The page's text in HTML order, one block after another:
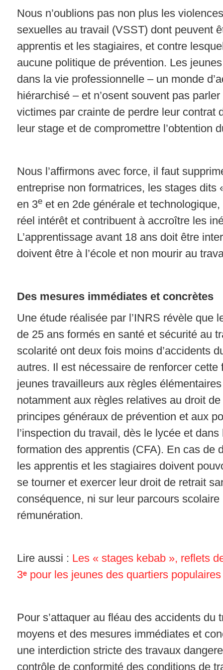
Nous n’oublions pas non plus les
sexuelles au travail (VSST) dont peuvent
apprentis et les stagiaires, et contre
aucune politique de prévention. Les
dans la vie professionnelle – un monde
hiérarchisé – et n’osent souvent pas parler
victimes par crainte de perdre leur contrat
leur stage et de compromettre l’obtention
Nous l’affirmons avec force, il faut
entreprise non formatrices, les stages dits
en 3eet en 2de générale et technologique,
réel intérêt et contribuent à accroître les
L’apprentissage avant 18 ans doit être
doivent être à l’école et non mourir au
Des mesures immédiates et concrètes
Une étude réalisée par l’INRS révèle que
de 25 ans formés en santé et sécurité au
scolarité ont deux fois moins d’accidents
autres. Il est nécessaire de renforcer cette
jeunes travailleurs aux règles
notamment aux règles relatives au droit
principes généraux de prévention et aux
l’inspection du travail, dès le lycée et
formation des apprentis (CFA). En cas de
les apprentis et les stagiaires doivent
se tourner et exercer leur droit de retrait
conséquence, ni sur leur parcours scolaire
rémunération.
Lire aussi : Les « stages kebab », reflets
3ᵉ pour les jeunes des quartiers populaires
Pour s’attaquer au fléau des accidents du
moyens et des mesures immédiates et
une interdiction stricte des travaux
contrôle de conformité des conditions de